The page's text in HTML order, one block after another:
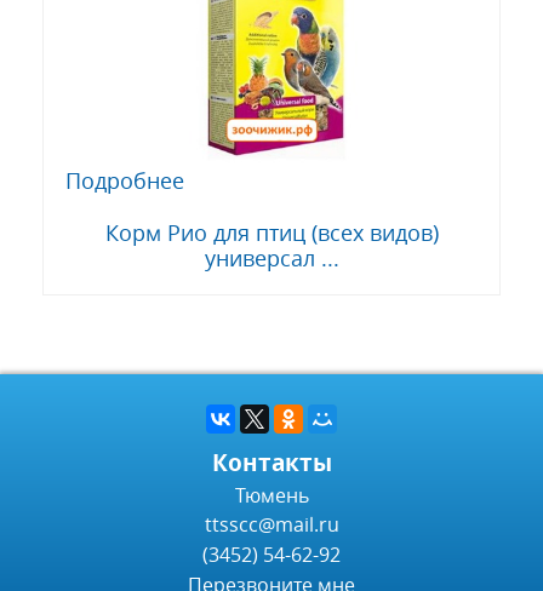
Подробнее
Корм Рио для птиц (всех видов)
универсал ...
Контакты
Тюмень
ttsscc@mail.ru
(3452) 54-62-92
Перезвоните мне